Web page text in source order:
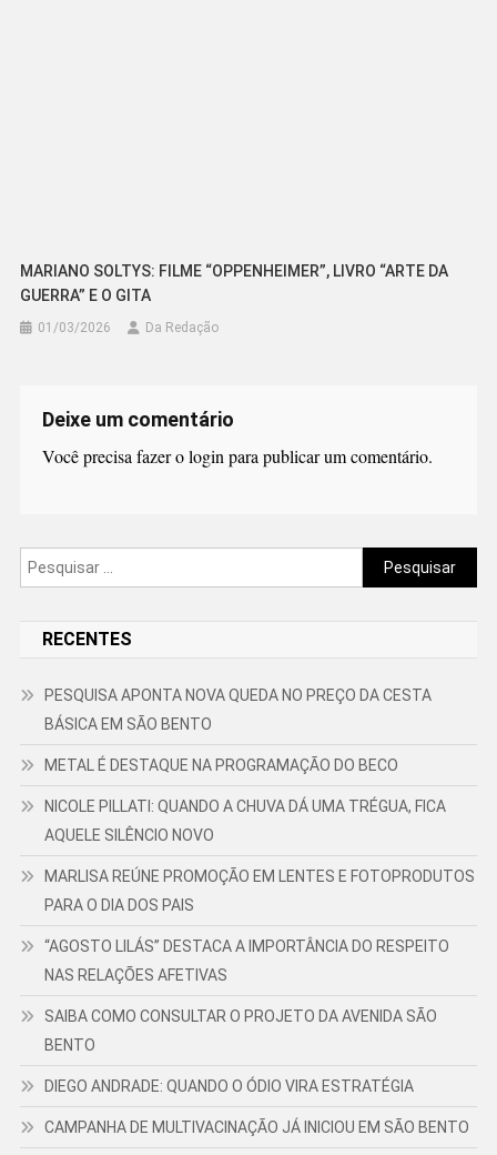
MARIANO SOLTYS: FILME “OPPENHEIMER”, LIVRO “ARTE DA
GUERRA” E O GITA
01/03/2026 Da Redação
Deixe um comentário
Você precisa fazer ologinpara publicar um comentário.
Pesquisar
por:
RECENTES
PESQUISA APONTA NOVA QUEDA NO PREÇO DA CESTA
BÁSICA EM SÃO BENTO
METAL É DESTAQUE NA PROGRAMAÇÃO DO BECO
NICOLE PILLATI: QUANDO A CHUVA DÁ UMA TRÉGUA, FICA
AQUELE SILÊNCIO NOVO
MARLISA REÚNE PROMOÇÃO EM LENTES E FOTOPRODUTOS
PARA O DIA DOS PAIS
“AGOSTO LILÁS” DESTACA A IMPORTÂNCIA DO RESPEITO
NAS RELAÇÕES AFETIVAS
SAIBA COMO CONSULTAR O PROJETO DA AVENIDA SÃO
BENTO
DIEGO ANDRADE: QUANDO O ÓDIO VIRA ESTRATÉGIA
CAMPANHA DE MULTIVACINAÇÃO JÁ INICIOU EM SÃO BENTO